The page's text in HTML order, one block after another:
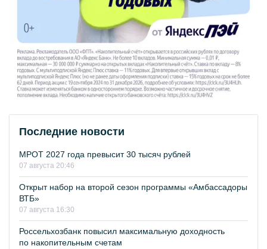
Последние новости
МРОТ 2027 года превысит 30 тысяч рублей
07 августа 20:46
Открыт набор на второй сезон программы «Амбассадоры
ВТБ»
07 августа 16:30
Россельхозбанк повысил максимальную доходность
по накопительным счетам